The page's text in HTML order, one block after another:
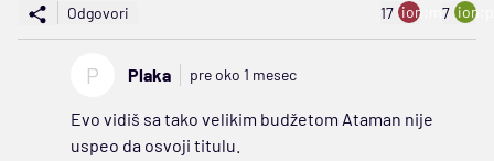
Odgovori 17 ion:minus
7
P Plaka pre oko 1 mesec
Evo vidiš sa tako velikim budžetom Ataman nije
uspeo da osvoji titulu.